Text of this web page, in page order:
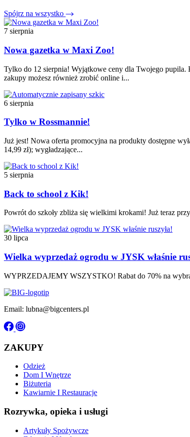
Spójrz na wszystko
7 sierpnia
Nowa gazetka w Maxi Zoo!
Tylko do 12 sierpnia! Wyjątkowe ceny dla Twojego pupila.
zakupy możesz również zrobić online i...
6 sierpnia
Tylko w Rossmannie!
Już jest! Nowa oferta promocyjna na produkty dostępne
14,99 zł); wygładzające...
5 sierpnia
Back to school z Kik!
Powrót do szkoły zbliża się wielkimi krokami! Już teraz
30 lipca
Wielka wyprzedaż ogrodu w JYSK właśnie
WYPRZEDAJEMY WSZYSTKO! Rabat do 70% na
Email: lubna@bigcenters.pl
ZAKUPY
Odzież
Dom I Wnętrze
Biżuteria
Kawiarnie I Restauracje
Rozrywka, opieka i usługi
Artykuły Spożywcze